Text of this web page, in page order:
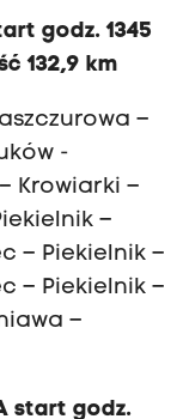
godz. 1345
132,9 km
–
-
Krowiarki –
–
– Piekielnik –
– Piekielnik –
–
start godz.